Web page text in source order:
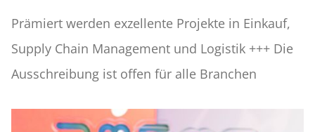
Prämiert werden exzellente Projekte in Einkauf,
Supply Chain Management und Logistik +++ Die
Ausschreibung ist offen für alle Branchen